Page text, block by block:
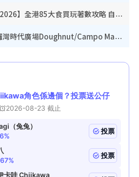
【8月生日優惠2026】全港85大食買玩著數攻略 自助餐/火鍋放題同行免費＋誠品/DONKI送現金券
開倉優惠｜銅鑼灣時代廣場Doughnut/Campo Marzio開倉低至1折！背囊、書包、手袋劈價$200起